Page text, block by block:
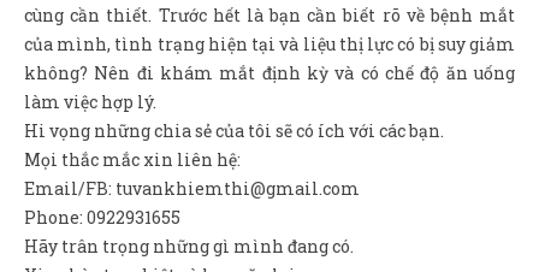
cùng cần thiết. Trước hết là bạn cần biết rõ về bệnh mắt
của mình, tình trạng hiện tại và liệu thị lực có bị suy giảm
không? Nên đi khám mắt định kỳ và có chế độ ăn uống
làm việc hợp lý.
Hi vọng những chia sẻ của tôi sẽ có ích với các bạn.
Mọi thắc mắc xin liên hệ:
Email/FB: tuvankhiemthi@gmail.com
Phone: 0922931655
Hãy trân trọng những gì mình đang có.